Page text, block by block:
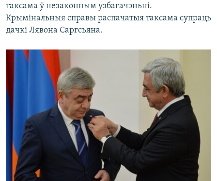
таксама ў незаконным узбагачэньні.
Крымінальныя справы распачатыя таксама супраць
дачкі Лявона Саргсьяна.